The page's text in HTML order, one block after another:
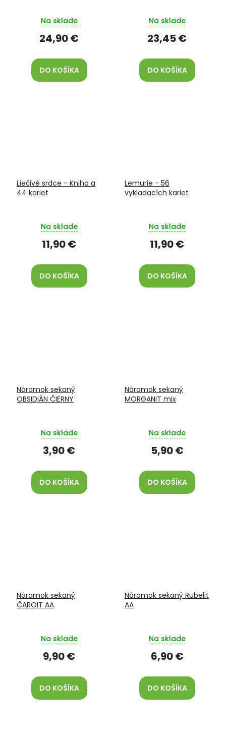
Na sklade
24,90 €
DO KOŠÍKA
Na sklade
23,45 €
DO KOŠÍKA
Liečivé srdce - Kniha a
44 kariet
Na sklade
11,90 €
DO KOŠÍKA
Lemurie - 56
vykladacích kariet
Na sklade
11,90 €
DO KOŠÍKA
Náramok sekaný
OBSIDIÁN ČIERNY
Na sklade
3,90 €
DO KOŠÍKA
Náramok sekaný
MORGANIT mix
Na sklade
5,90 €
DO KOŠÍKA
Náramok sekaný
ČAROIT AA
Na sklade
9,90 €
DO KOŠÍKA
Náramok sekaný Rubelit
AA
Na sklade
6,90 €
DO KOŠÍKA